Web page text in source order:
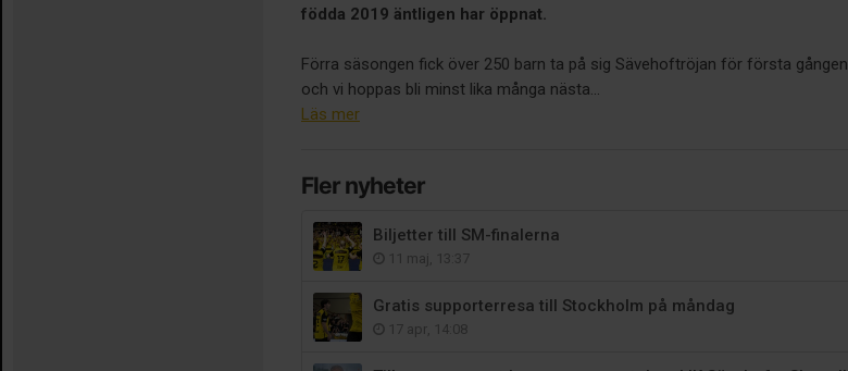
födda 2019 äntligen har öppnat.
Förra säsongen fick över 250 barn ta på sig Sävehoftröjan för första gången
och vi hoppas bli minst lika många nästa...
Läs mer
Fler nyheter
Biljetter till SM-finalerna
11 maj, 13:37
Gratis supporterresa till Stockholm på måndag
17 apr, 14:08